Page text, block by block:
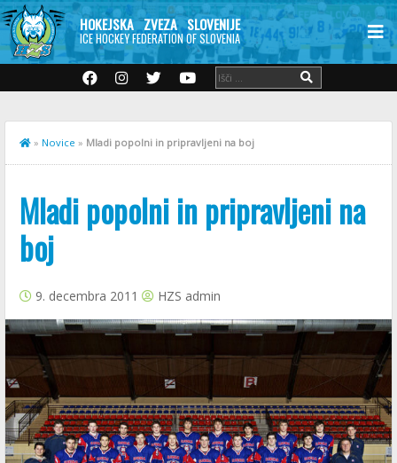
HOKEJSKA ZVEZA SLOVENIJE
ICE HOCKEY FEDERATION OF SLOVENIA
» Novice » Mladi popolni in pripravljeni na boj
Mladi popolni in pripravljeni na
boj
9. decembra 2011 HZS admin